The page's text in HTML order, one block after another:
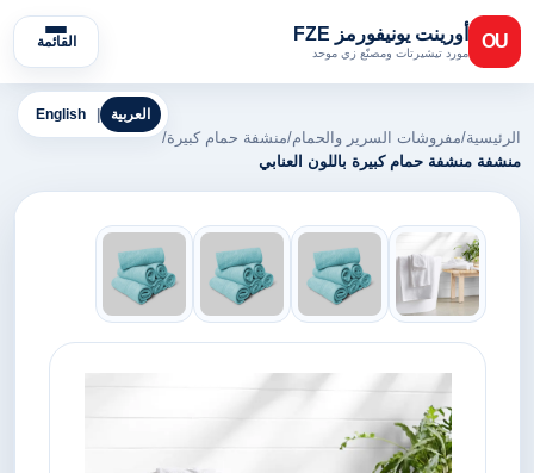
OU أورينت يونيفورمز FZE
مورد تيشيرتات ومصنّع زي موحد
القائمة
English العربية
الرئيسية/مفروشات السرير والحمام/منشفة حمام كبيرة/
منشفة منشفة حمام كبيرة باللون العنابي